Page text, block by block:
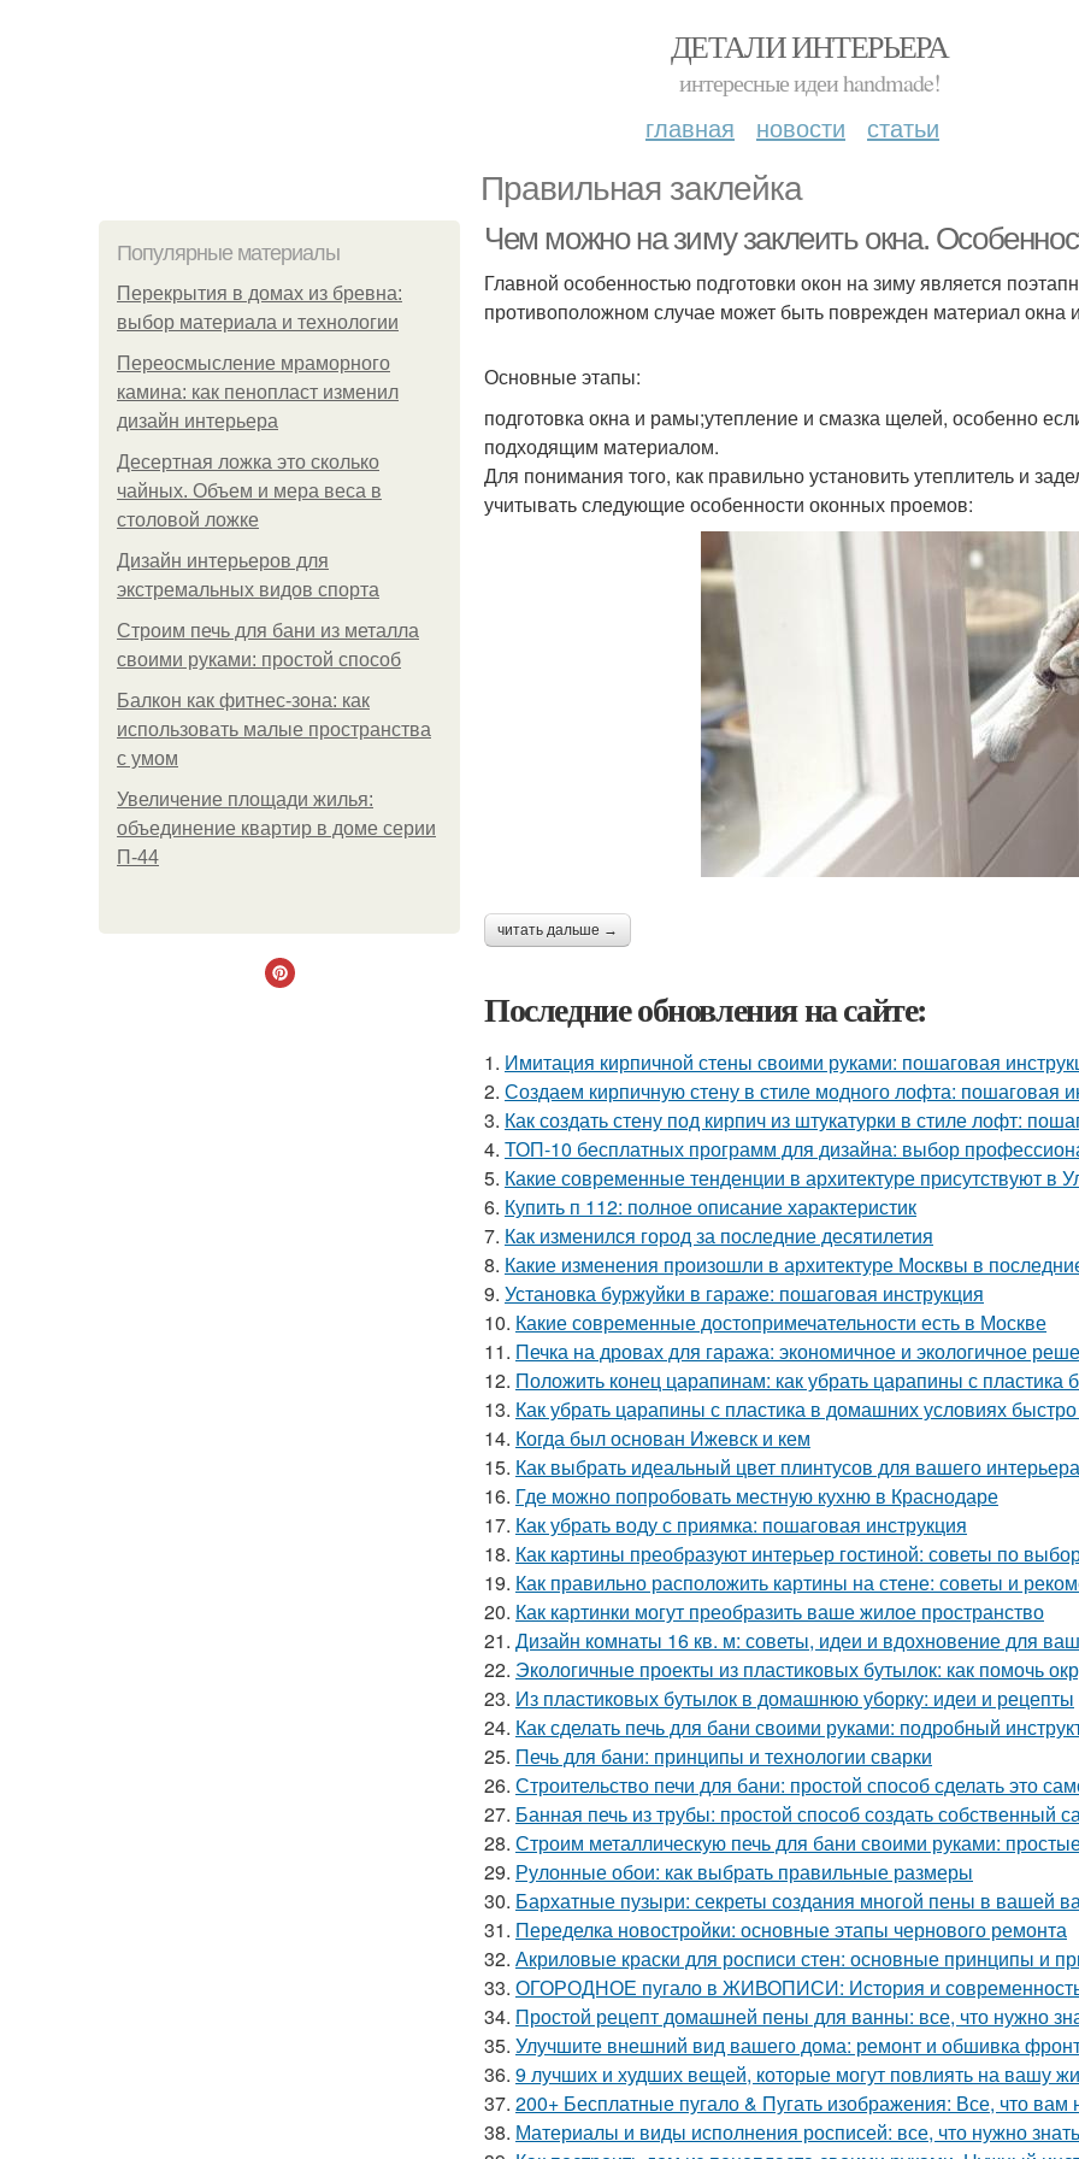
ДЕТАЛИ ИНТЕРЬЕРА
интересные идеи handmade!
главная новости статьи
Правильная заклейка
Популярные материалы
Перекрытия в домах из бревна:
выбор материала и технологии
Переосмысление мраморного
камина: как пенопласт изменил
дизайн интерьера
Десертная ложка это сколько
чайных. Объем и мера веса в
столовой ложке
Дизайн интерьеров для
экстремальных видов спорта
Строим печь для бани из металла
своими руками: простой способ
Балкон как фитнес-зона: как
использовать малые пространства
с умом
Увеличение площади жилья:
объединение квартир в доме серии
П-44
Чем можно на зиму заклеить окна.
Главной особенностью подготовки окон на зиму является
противоположном случае может быть поврежден материал окна
Основные этапы:
подготовка окна и рамы;утепление и смазка щелей, особенно
подходящим материалом.
Для понимания того, как правильно установить утеплитель и
учитывать следующие особенности оконных проемов:
читать дальше →
Последние обновления на сайте:
1. Имитация кирпичной стены своими руками: пошаговая
2. Создаем кирпичную стену в стиле модного лофта: пошаговая
3. Как создать стену под кирпич из штукатурки в стиле лофт:
4. ТОП-10 бесплатных программ для дизайна: выбор
5. Какие современные тенденции в архитектуре присутствуют в
6. Купить п 112: полное описание характеристик
7. Как изменился город за последние десятилетия
8. Какие изменения произошли в архитектуре Москвы в
9. Установка буржуйки в гараже: пошаговая инструкция
10. Какие современные достопримечательности есть в Москве
11. Печка на дровах для гаража: экономичное и экологичное
12. Положить конец царапинам: как убрать царапины с пластика
13. Как убрать царапины с пластика в домашних условиях
14. Когда был основан Ижевск и кем
15. Как выбрать идеальный цвет плинтусов для вашего интерьера
16. Где можно попробовать местную кухню в Краснодаре
17. Как убрать воду с приямка: пошаговая инструкция
18. Как картины преобразуют интерьер гостиной: советы по
19. Как правильно расположить картины на стене: советы и
20. Как картинки могут преобразить ваше жилое пространство
21. Дизайн комнаты 16 кв. м: советы, идеи и вдохновение для
22. Экологичные проекты из пластиковых бутылок: как помочь
23. Из пластиковых бутылок в домашнюю уборку: идеи и рецепты
24. Как сделать печь для бани своими руками: подробный
25. Печь для бани: принципы и технологии сварки
26. Строительство печи для бани: простой способ сделать это
27. Банная печь из трубы: простой способ создать собственный
28. Строим металлическую печь для бани своими руками:
29. Рулонные обои: как выбрать правильные размеры
30. Бархатные пузыри: секреты создания многой пены в вашей
31. Переделка новостройки: основные этапы чернового ремонта
32. Акриловые краски для росписи стен: основные принципы и
33. ОГОРОДНОЕ пугало в ЖИВОПИСИ: История и
34. Простой рецепт домашней пены для ванны: все, что нужно
35. Улучшите внешний вид вашего дома: ремонт и обшивка
36. 9 лучших и худших вещей, которые могут повлиять на вашу
37. 200+ Бесплатные пугало & Пугать изображения: Все, что вам
38. Материалы и виды исполнения росписей: все, что нужно